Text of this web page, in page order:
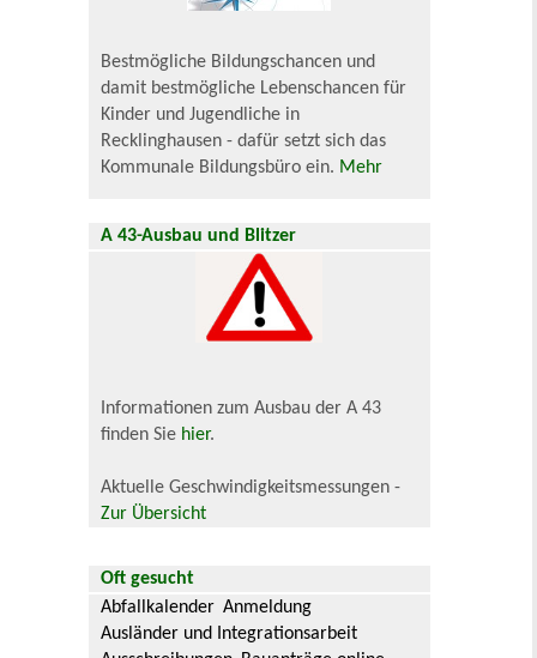
Bestmögliche Bildungschancen und
damit bestmögliche Lebenschancen für
Kinder und Jugendliche in
Recklinghausen - dafür setzt sich das
Kommunale Bildungsbüro ein. Mehr
A 43-Ausbau und Blitzer
Informationen zum Ausbau der A 43
finden Sie hier.
Aktuelle Geschwindigkeitsmessungen -
Zur Übersicht
Oft gesucht
Abfallkalender Anmeldung
Ausländer und Integrationsarbeit